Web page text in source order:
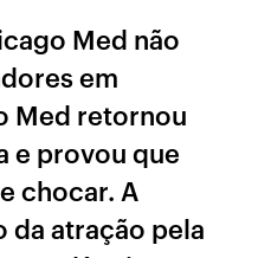
Med não
em
Med retornou
e provou que
chocar. A
da atração pela